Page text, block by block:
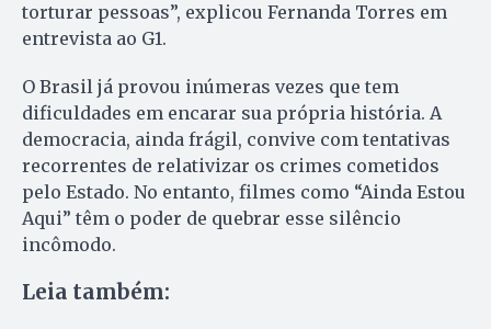
torturar pessoas”, explicou Fernanda Torres em
entrevista ao G1.
O Brasil já provou inúmeras vezes que tem
dificuldades em encarar sua própria história. A
democracia, ainda frágil, convive com tentativas
recorrentes de relativizar os crimes cometidos
pelo Estado. No entanto, filmes como “Ainda Estou
Aqui” têm o poder de quebrar esse silêncio
incômodo.
Leia também: